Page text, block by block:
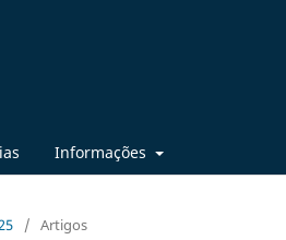
Informações
/ Artigos